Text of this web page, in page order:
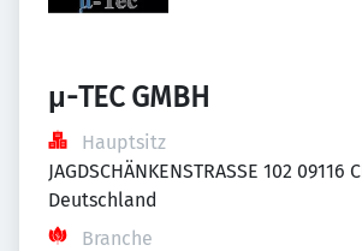
μ-TEC GMBH
Hauptsitz
JAGDSCHÄNKENSTRASSE 102 09116
Deutschland
Branche